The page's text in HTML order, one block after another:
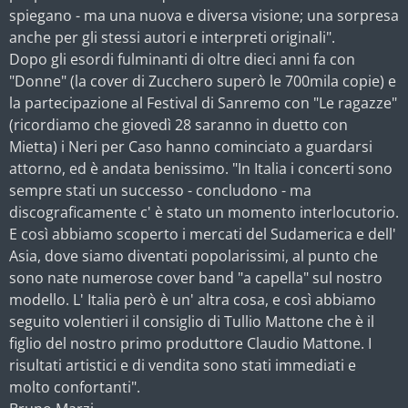
spiegano - ma una nuova e diversa visione; una sorpresa
anche per gli stessi autori e interpreti originali".
Dopo gli esordi fulminanti di oltre dieci anni fa con
"Donne" (la cover di Zucchero superò le 700mila copie) e
la partecipazione al Festival di Sanremo con "Le ragazze"
(ricordiamo che giovedì 28 saranno in duetto con
Mietta) i Neri per Caso hanno cominciato a guardarsi
attorno, ed è andata benissimo. "In Italia i concerti sono
sempre stati un successo - concludono - ma
discograficamente c' è stato un momento interlocutorio.
E così abbiamo scoperto i mercati del Sudamerica e dell'
Asia, dove siamo diventati popolarissimi, al punto che
sono nate numerose cover band "a capella" sul nostro
modello. L' Italia però è un' altra cosa, e così abbiamo
seguito volentieri il consiglio di Tullio Mattone che è il
figlio del nostro primo produttore Claudio Mattone. I
risultati artistici e di vendita sono stati immediati e
molto confortanti".